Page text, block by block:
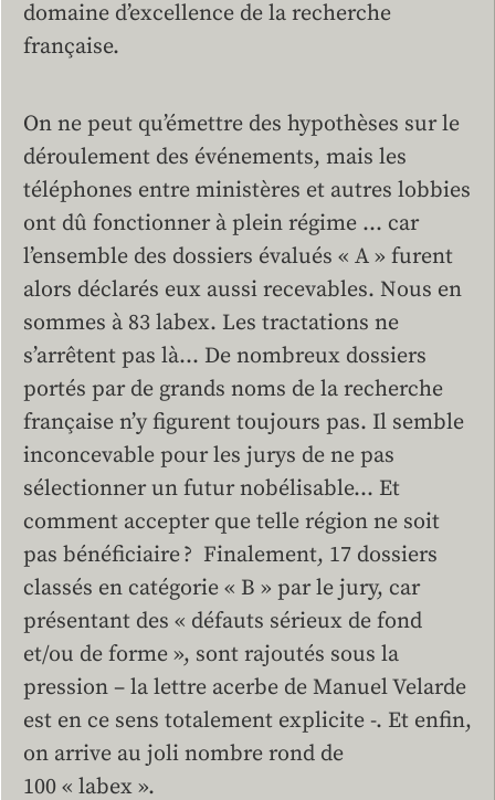
domaine d’excellence de la recherche
française.
On ne peut qu’émettre des hypothèses sur le
déroulement des événements, mais les
téléphones entre ministères et autres lobbies
ont dû fonctionner à plein régime … car
l’ensemble des dossiers évalués « A » furent
alors déclarés eux aussi recevables. Nous en
sommes à 83 labex. Les tractations ne
s’arrêtent pas là… De nombreux dossiers
portés par de grands noms de la recherche
française n’y figurent toujours pas. Il semble
inconcevable pour les jurys de ne pas
sélectionner un futur nobélisable… Et
comment accepter que telle région ne soit
pas bénéficiaire ? Finalement, 17 dossiers
classés en catégorie « B » par le jury, car
présentant des « défauts sérieux de fond
et/ou de forme », sont rajoutés sous la
pression – la lettre acerbe de Manuel Velarde
est en ce sens totalement explicite -. Et enfin,
on arrive au joli nombre rond de
100 « labex ».